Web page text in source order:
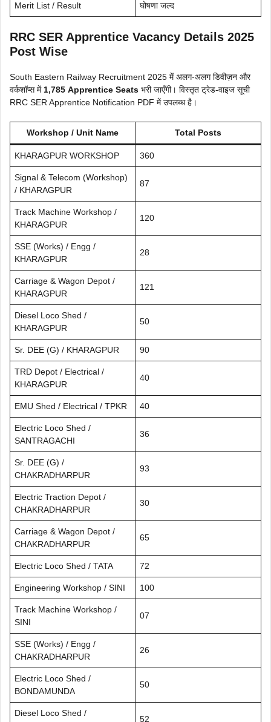
Merit List / Result घोषणा जल्द
RRC SER Apprentice Vacancy Details 2025
Post Wise
South Eastern Railway Recruitment 2025 में अलग-अलग डिवीज़न और
वर्कशॉप्स में 1,785 Apprentice Seats भरी जाएँगी। विस्तृत ट्रेड-वाइज सूची
RRC SER Apprentice Notification PDF में उपलब्ध है।
Workshop / Unit Name Total Posts
KHARAGPUR WORKSHOP 360
Signal & Telecom (Workshop)
/ KHARAGPUR
87
Track Machine Workshop /
KHARAGPUR
120
SSE (Works) / Engg /
KHARAGPUR
28
Carriage & Wagon Depot /
KHARAGPUR
121
Diesel Loco Shed /
KHARAGPUR
50
Sr. DEE (G) / KHARAGPUR 90
TRD Depot / Electrical /
KHARAGPUR
40
EMU Shed / Electrical / TPKR 40
Electric Loco Shed /
SANTRAGACHI
36
Sr. DEE (G) /
CHAKRADHARPUR
93
Electric Traction Depot /
CHAKRADHARPUR
30
Carriage & Wagon Depot /
CHAKRADHARPUR
65
Electric Loco Shed / TATA 72
Engineering Workshop / SINI 100
Track Machine Workshop /
SINI
07
SSE (Works) / Engg /
CHAKRADHARPUR
26
Electric Loco Shed /
BONDAMUNDA
50
Diesel Loco Shed /
52